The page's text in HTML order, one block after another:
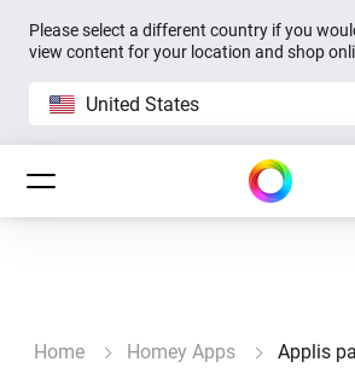
Please select a different country if you
view content for your location and shop
United States
Home Homey Apps Applis